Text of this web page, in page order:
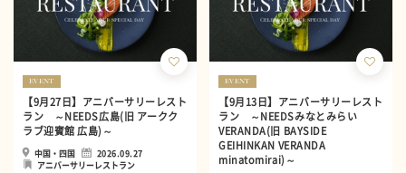
EVENT
【9月27日】アニバーサリーレスト
ラン ～NEEDS広島(旧 アークク
ラブ迎賓館 広島)～
中国・四国
2026.09.27
アニバーサリーレストラン
EVENT
【9月13日】アニバーサリーレスト
ラン ～NEEDSみなとみらい
VERANDA(旧 BAYSIDE
GEIHINKAN VERANDA
minatomirai)～